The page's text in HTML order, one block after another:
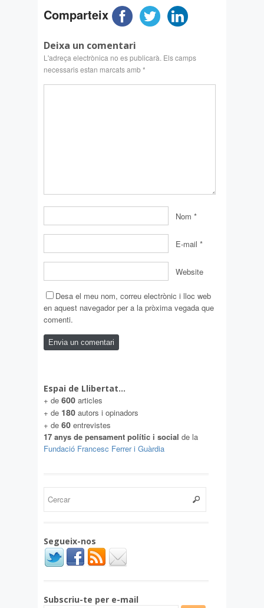
Comparteix
Deixa un comentari
L'adreça electrònica no es publicarà. Els camps
necessaris estan marcats amb*
Nom *
E-mail *
Website
Desa el meu nom, correu electrònic i lloc web
en aquest navegador per a la pròxima vegada que
comenti.
Espai de Llibertat…
+ de 600 articles
+ de 180 autors i opinadors
+ de 60 entrevistes
17 anys de pensament polític i social de la
Fundació Francesc Ferrer i Guàrdia
Segueix-nos
Subscriu-te per e-mail